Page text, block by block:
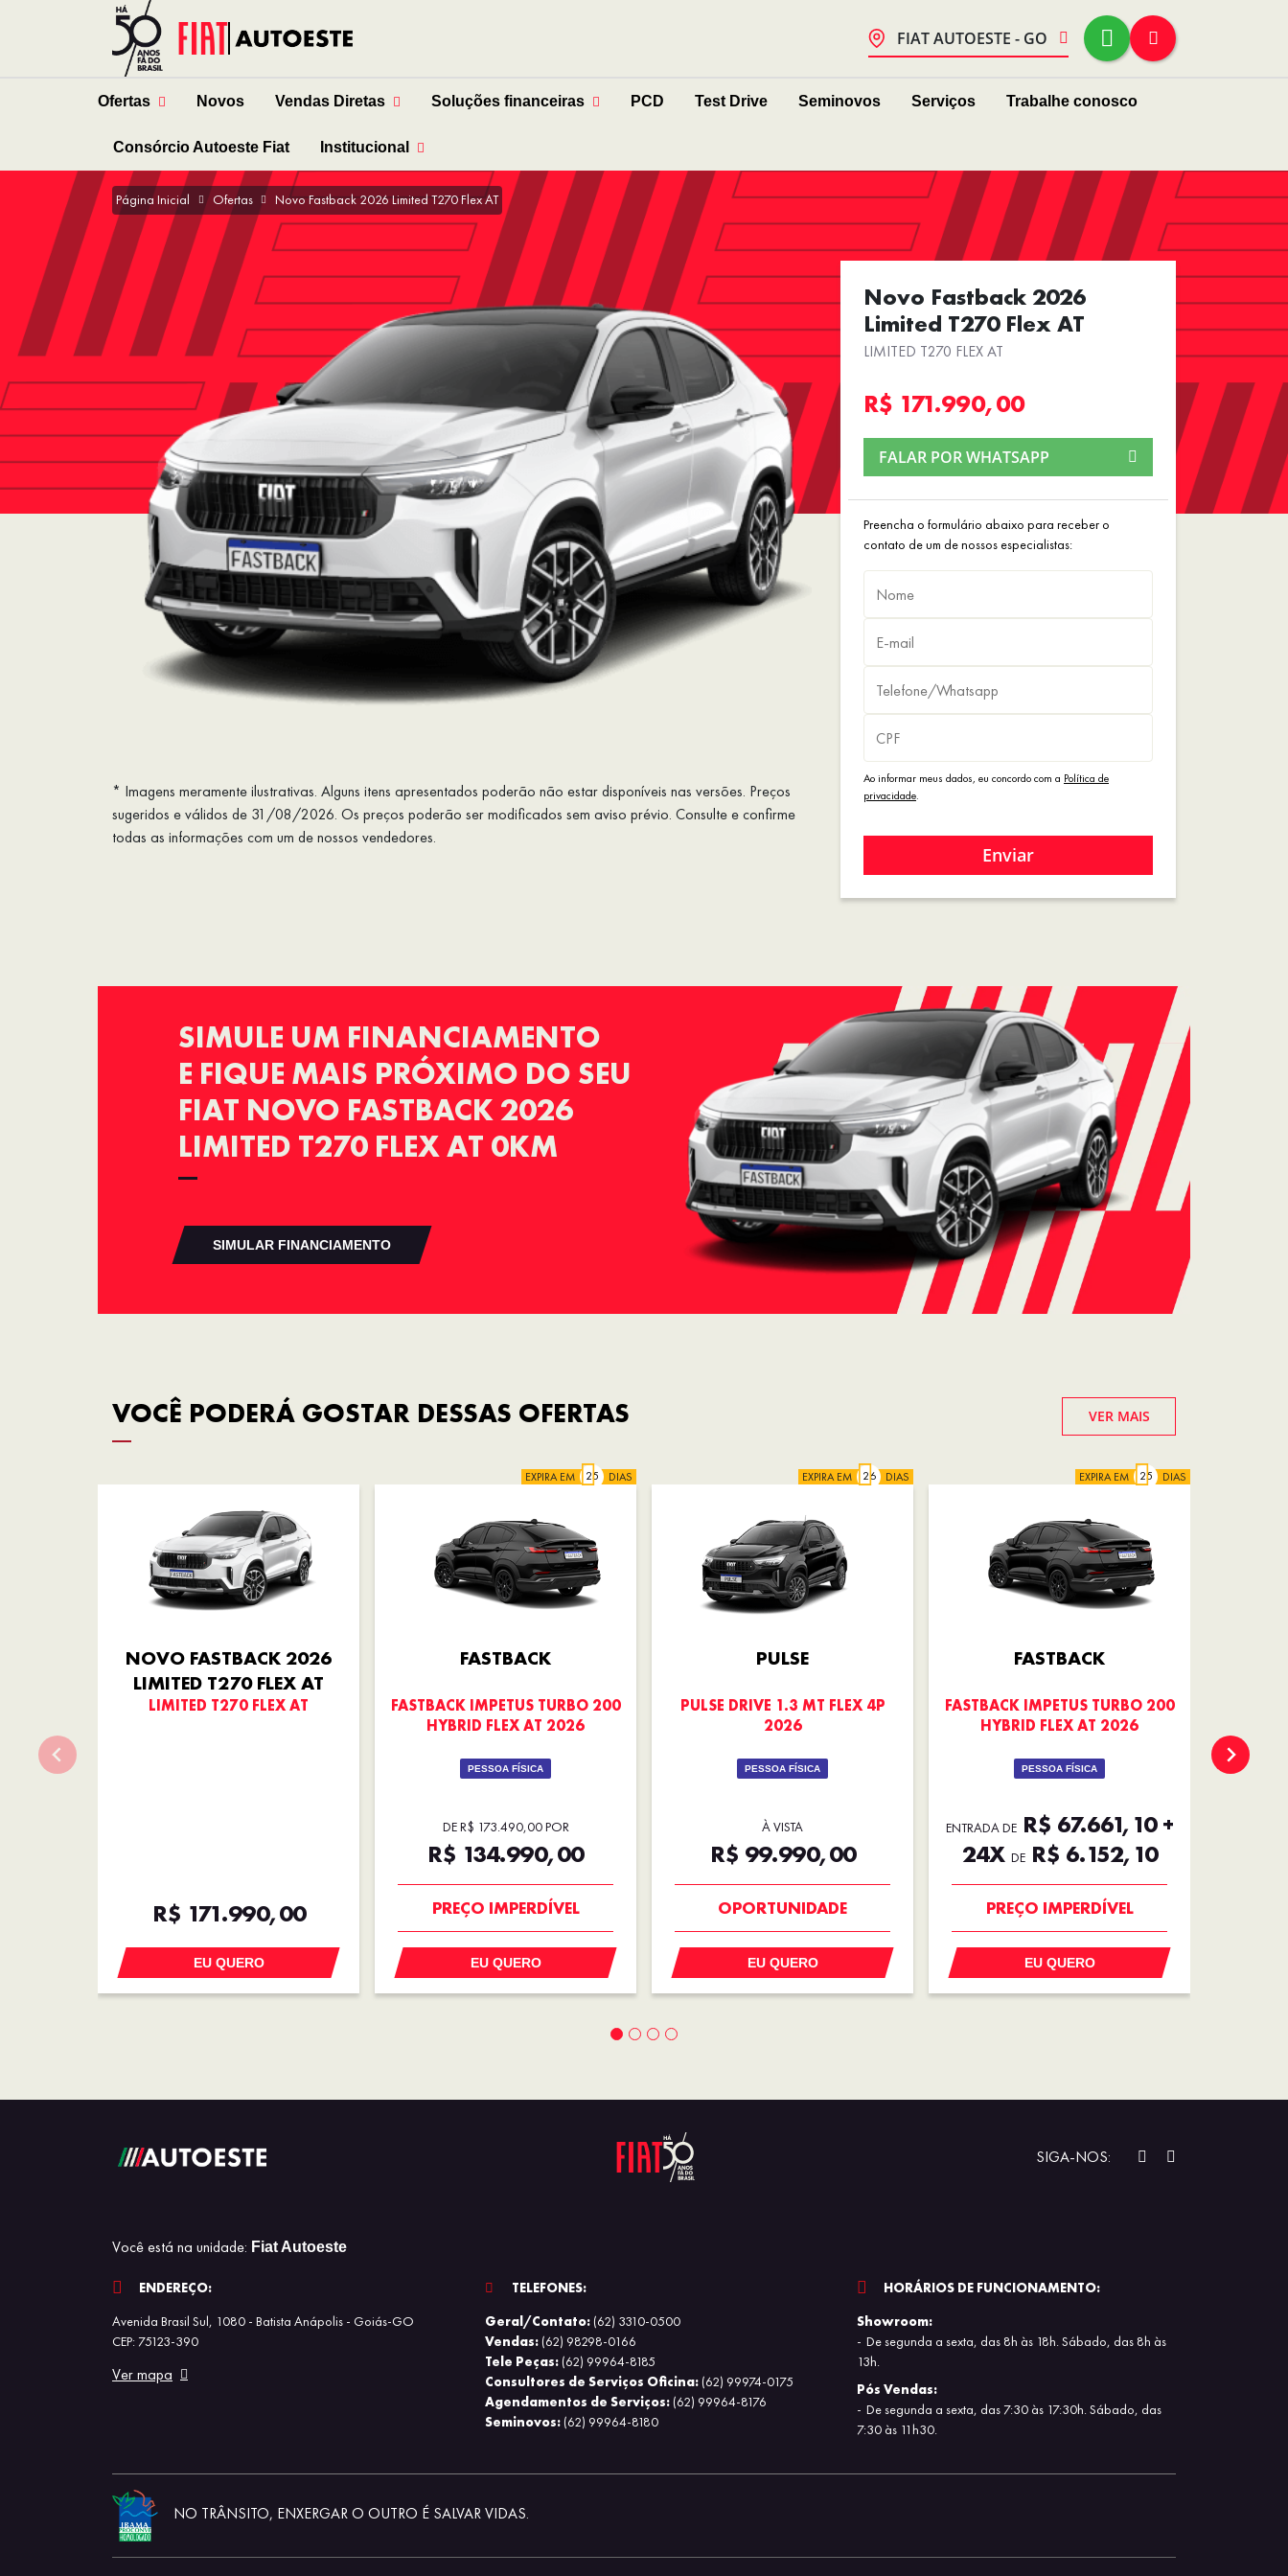
FIAT AUTOESTE - GO
Ofertas Novos Vendas Diretas Soluções financeiras PCD Test Drive Seminovos Serviços Trabalhe conosco
Consórcio Autoeste Fiat Institucional
Página Inicial Ofertas Novo Fastback 2026 Limited T270 Flex AT
* Imagens meramente ilustrativas. Alguns itens apresentados poderão não estar disponíveis nas versões. Preços
sugeridos e válidos de 31/08/2026. Os preços poderão ser modificados sem aviso prévio. Consulte e confirme
todas as informações com um de nossos vendedores.
Novo Fastback 2026
Limited T270 Flex AT
LIMITED T270 FLEX AT
R$ 171.990,00
FALAR POR WHATSAPP
Preencha o formulário abaixo para receber o
contato de um de nossos especialistas:
Ao informar meus dados, eu concordo com a Política de
privacidade.
Enviar
SIMULE UM FINANCIAMENTO
E FIQUE MAIS PRÓXIMO DO SEU
FIAT NOVO FASTBACK 2026
LIMITED T270 FLEX AT 0KM
SIMULAR FINANCIAMENTO
VOCÊ PODERÁ GOSTAR DESSAS OFERTAS VER MAIS
NOVO FASTBACK 2026
LIMITED T270 FLEX AT
LIMITED T270 FLEX AT
R$ 171.990,00
EU QUERO
EXPIRA EM DIAS
FASTBACK
FASTBACK IMPETUS TURBO 200
HYBRID FLEX AT 2026
PESSOA FÍSICA
DE R$ 173.490,00 POR
R$ 134.990,00
PREÇO IMPERDÍVEL
OPORTUNIDADE
EU QUERO
EXPIRA EM DIAS
PULSE
PULSE DRIVE 1.3 MT FLEX 4P
2026
PESSOA FÍSICA
À VISTA
R$ 99.990,00
OPORTUNIDADE
EU QUERO
EXPIRA EM DIAS
FASTBACK
FASTBACK IMPETUS TURBO 200
HYBRID FLEX AT 2026
PESSOA FÍSICA
ENTRADA DER$ 67.661,10 +
24X DER$ 6.152,10
PREÇO IMPERDÍVEL
OPORTUNIDADE
EU QUERO
SIGA-NOS:
Você está na unidade: Fiat Autoeste
ENDEREÇO:
Avenida Brasil Sul, 1080 - Batista Anápolis - Goiás-GO
CEP: 75123-390
Ver mapa
TELEFONES:
Geral/Contato:(62) 3310-0500
Vendas:(62) 98298-0166
Tele Peças:(62) 99964-8185
Consultores de Serviços Oficina:(62) 99974-0175
Agendamentos de Serviços:(62) 99964-8176
Seminovos:(62) 99964-8180
HORÁRIOS DE FUNCIONAMENTO:
Showroom:
De segunda a sexta, das 8h às 18h. Sábado, das 8h às
13h.
Pós Vendas:
De segunda a sexta, das 7:30 às 17:30h. Sábado, das
7:30 às 11h30.
NO TRÂNSITO, ENXERGAR O OUTRO É SALVAR VIDAS.